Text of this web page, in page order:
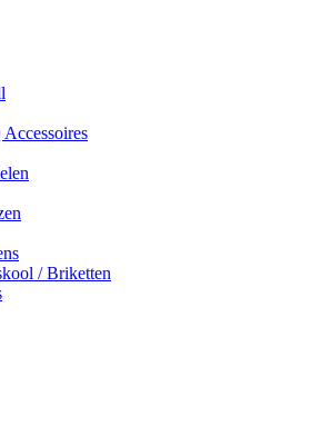
/ Briketten